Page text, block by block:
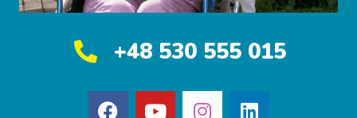
+48 530 555 015